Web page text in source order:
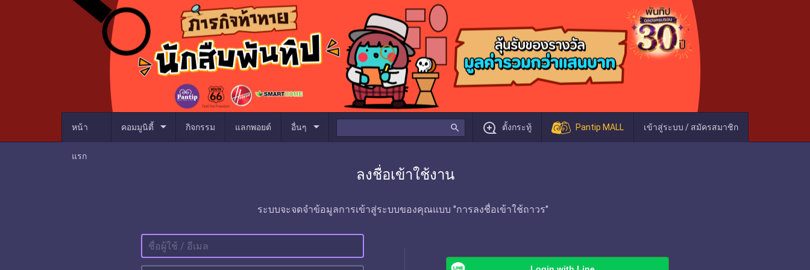
หน้า
แรก
คอมมูนิตี้ arrow_drop_down กิจกรรม แลกพอยต์ อื่นๆ arrow_drop_down search ตั้งกระทู้ Pantip MALL เข้าสู่ระบบ / สมัครสมาชิก
ลงชื่อเข้าใช้งาน
ระบบจะจดจำข้อมูลการเข้าสู่ระบบของคุณแบบ "การลงชื่อเข้าใช้ถาวร"